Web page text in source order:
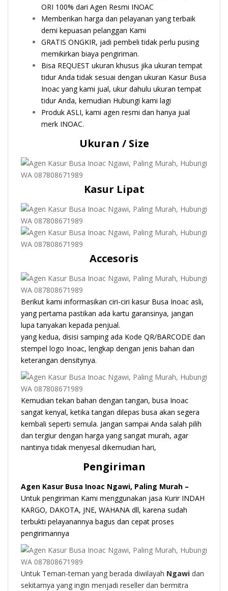
ORI 100% dari Agen Resmi INOAC
Memberikan harga dan pelayanan yang terbaik
demi kepuasan pelanggan Kami
GRATIS ONGKIR, jadi pembeli tidak perlu pusing
memikirkan biaya pengiriman.
Bisa REQUEST ukuran khusus jika ukuran tempat
tidur Anda tidak sesuai dengan ukuran Kasur Busa
Inoac yang kami jual, ukur dahulu ukuran tempat
tidur Anda, kemudian Hubungi kami lagi
Produk ASLI, kami agen resmi dan hanya jual
merk INOAC.
Ukuran / Size
Kasur Lipat
Accesoris
Berikut kami informasikan ciri-ciri kasur Busa Inoac asli,
yang pertama pastikan ada kartu garansinya, jangan
lupa tanyakan kepada penjual.
yang kedua, disisi samping ada Kode QR/BARCODE dan
stempel logo Inoac, lengkap dengan jenis bahan dan
keterangan densitynya.
Kemudian tekan bahan dengan tangan, busa Inoac
sangat kenyal, ketika tangan dilepas busa akan segera
kembali seperti semula. Jangan sampai Anda salah pilih
dan tergiur dengan harga yang sangat murah, agar
nantinya tidak menyesal dikemudian hari,
Pengiriman
Agen Kasur Busa Inoac Ngawi, Paling Murah –
Untuk pengiriman Kami menggunakan jasa Kurir INDAH
KARGO, DAKOTA, JNE, WAHANA dll, karena sudah
terbukti pelayanannya bagus dan cepat proses
pengirimannya
Untuk Teman-teman yang berada diwilayah Ngawi dan
sekitarnya yang ingin menjadi reseller dan bermitra